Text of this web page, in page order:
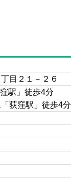
目２１－２６
駅」徒歩4分
荻窪駅」徒歩4分